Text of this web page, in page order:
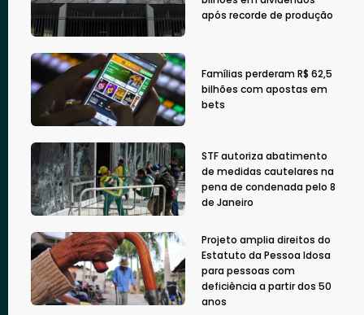
após recorde de produção
Famílias perderam R$ 62,5
bilhões com apostas em
bets
STF autoriza abatimento
de medidas cautelares na
pena de condenada pelo 8
de Janeiro
Projeto amplia direitos do
Estatuto da Pessoa Idosa
para pessoas com
deficiência a partir dos 50
anos